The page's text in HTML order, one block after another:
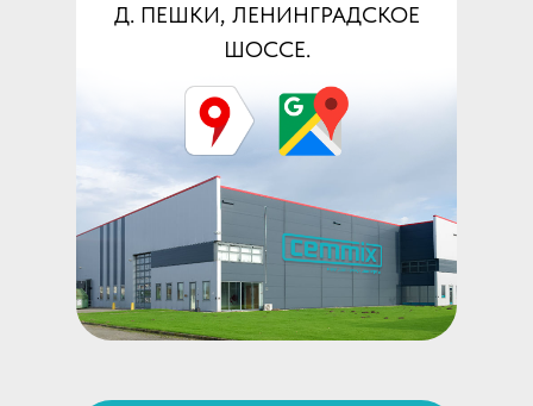
Д. ПЕШКИ, ЛЕНИНГРАДСКОЕ
ШОССЕ.